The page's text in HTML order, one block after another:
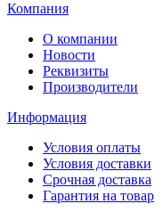
Компания
О компании
Новости
Реквизиты
Производители
Информация
Условия оплаты
Условия доставки
Срочная доставка
Гарантия на товар